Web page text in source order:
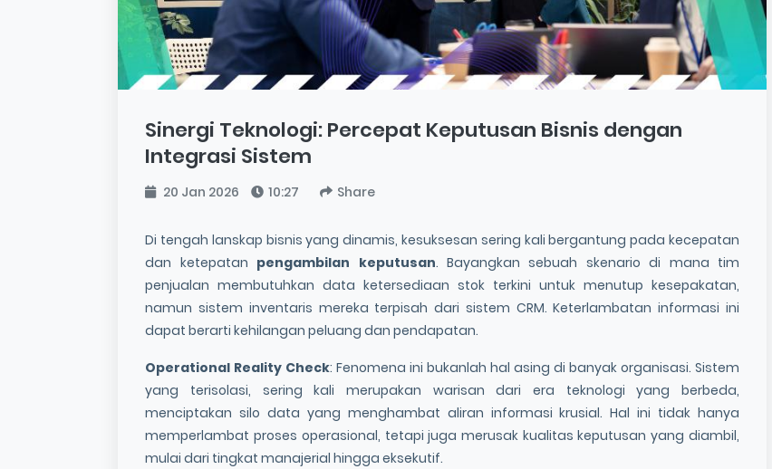
Sinergi Teknologi: Percepat Keputusan Bisnis dengan
Integrasi Sistem
20 Jan 2026 10:27 Share
Di tengah lanskap bisnis yang dinamis, kesuksesan sering kali bergantung pada kecepatan
dan ketepatan pengambilan keputusan. Bayangkan sebuah skenario di mana tim
penjualan membutuhkan data ketersediaan stok terkini untuk menutup kesepakatan,
namun sistem inventaris mereka terpisah dari sistem CRM. Keterlambatan informasi ini
dapat berarti kehilangan peluang dan pendapatan.
Operational Reality Check: Fenomena ini bukanlah hal asing di banyak organisasi. Sistem
yang terisolasi, sering kali merupakan warisan dari era teknologi yang berbeda,
menciptakan silo data yang menghambat aliran informasi krusial. Hal ini tidak hanya
memperlambat proses operasional, tetapi juga merusak kualitas keputusan yang diambil,
mulai dari tingkat manajerial hingga eksekutif.